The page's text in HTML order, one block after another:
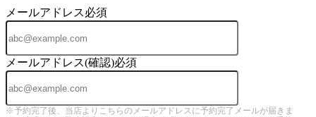
メールアドレス必須
メールアドレス(確認)必須
※予約完了後、当店よりこちらのメールアドレスに予約完了メールが届きま